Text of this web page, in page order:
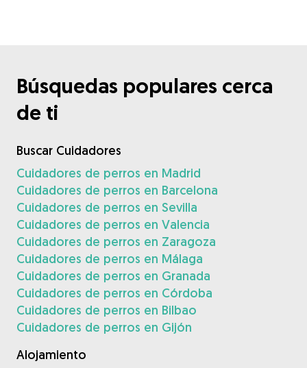
Búsquedas populares cerca
de ti
Buscar Cuidadores
Cuidadores de perros en Madrid
Cuidadores de perros en Barcelona
Cuidadores de perros en Sevilla
Cuidadores de perros en Valencia
Cuidadores de perros en Zaragoza
Cuidadores de perros en Málaga
Cuidadores de perros en Granada
Cuidadores de perros en Córdoba
Cuidadores de perros en Bilbao
Cuidadores de perros en Gijón
Alojamiento